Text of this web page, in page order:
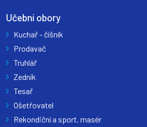
Učební obory
Kuchař - číšník
Prodavač
Truhlář
Zedník
Tesař
Ošetřovatel
Rekondiční a sport. masér